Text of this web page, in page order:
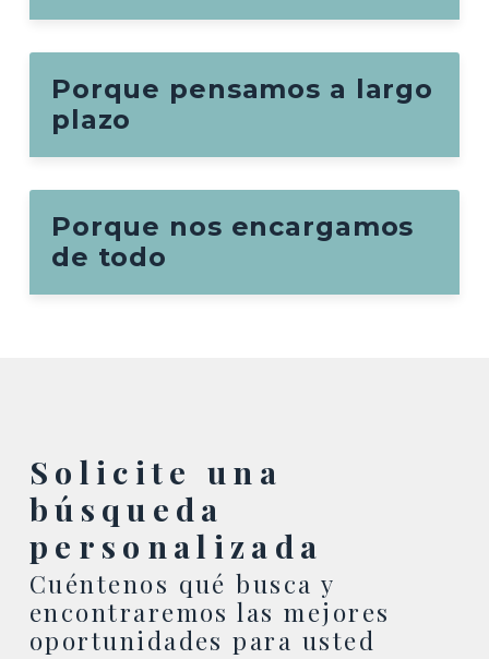
Porque pensamos a largo
plazo
Porque nos encargamos
de todo
Solicite una
búsqueda
personalizada
Cuéntenos qué busca y
encontraremos las mejores
oportunidades para usted